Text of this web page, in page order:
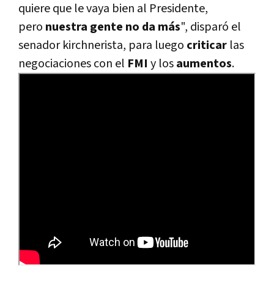
quiere que le vaya bien al Presidente,
pero nuestra gente no da más", disparó el
senador kirchnerista, para luego criticar las
negociaciones con el FMI y losaumentos.